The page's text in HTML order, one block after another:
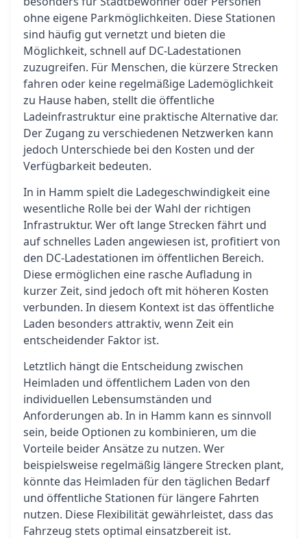
ohne eigene Parkmöglichkeiten. Diese Stationen
sind häufig gut vernetzt und bieten die
Möglichkeit, schnell auf DC-Ladestationen
zuzugreifen. Für Menschen, die kürzere Strecken
fahren oder keine regelmäßige Lademöglichkeit
zu Hause haben, stellt die öffentliche
Ladeinfrastruktur eine praktische Alternative dar.
Der Zugang zu verschiedenen Netzwerken kann
jedoch Unterschiede bei den Kosten und der
Verfügbarkeit bedeuten.
In in Hamm spielt die Ladegeschwindigkeit eine
wesentliche Rolle bei der Wahl der richtigen
Infrastruktur. Wer oft lange Strecken fährt und
auf schnelles Laden angewiesen ist, profitiert von
den DC-Ladestationen im öffentlichen Bereich.
Diese ermöglichen eine rasche Aufladung in
kurzer Zeit, sind jedoch oft mit höheren Kosten
verbunden. In diesem Kontext ist das öffentliche
Laden besonders attraktiv, wenn Zeit ein
entscheidender Faktor ist.
Letztlich hängt die Entscheidung zwischen
Heimladen und öffentlichem Laden von den
individuellen Lebensumständen und
Anforderungen ab. In in Hamm kann es sinnvoll
sein, beide Optionen zu kombinieren, um die
Vorteile beider Ansätze zu nutzen. Wer
beispielsweise regelmäßig längere Strecken plant,
könnte das Heimladen für den täglichen Bedarf
und öffentliche Stationen für längere Fahrten
nutzen. Diese Flexibilität gewährleistet, dass das
Fahrzeug stets optimal einsatzbereit ist.